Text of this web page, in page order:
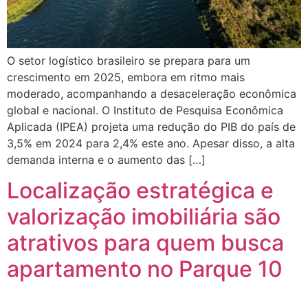
O setor logístico brasileiro se prepara para um
crescimento em 2025, embora em ritmo mais
moderado, acompanhando a desaceleração econômica
global e nacional. O Instituto de Pesquisa Econômica
Aplicada (IPEA) projeta uma redução do PIB do país de
3,5% em 2024 para 2,4% este ano. Apesar disso, a alta
demanda interna e o aumento das […]
Localização estratégica e
valorização imobiliária são
atrativos para quem busca
apartamento no Parque 10